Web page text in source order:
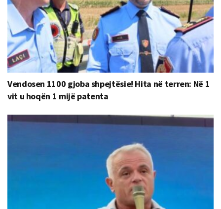
Vendosen 1100 gjoba shpejtësie! Hita në terren: Në 1
vit u hoqën 1 mijë patenta